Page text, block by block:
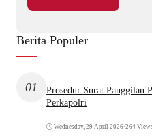
Berita Populer
01
Prosedur Surat Panggilan
Perkapolri
Wednesday, 29 April 2026•264 Views